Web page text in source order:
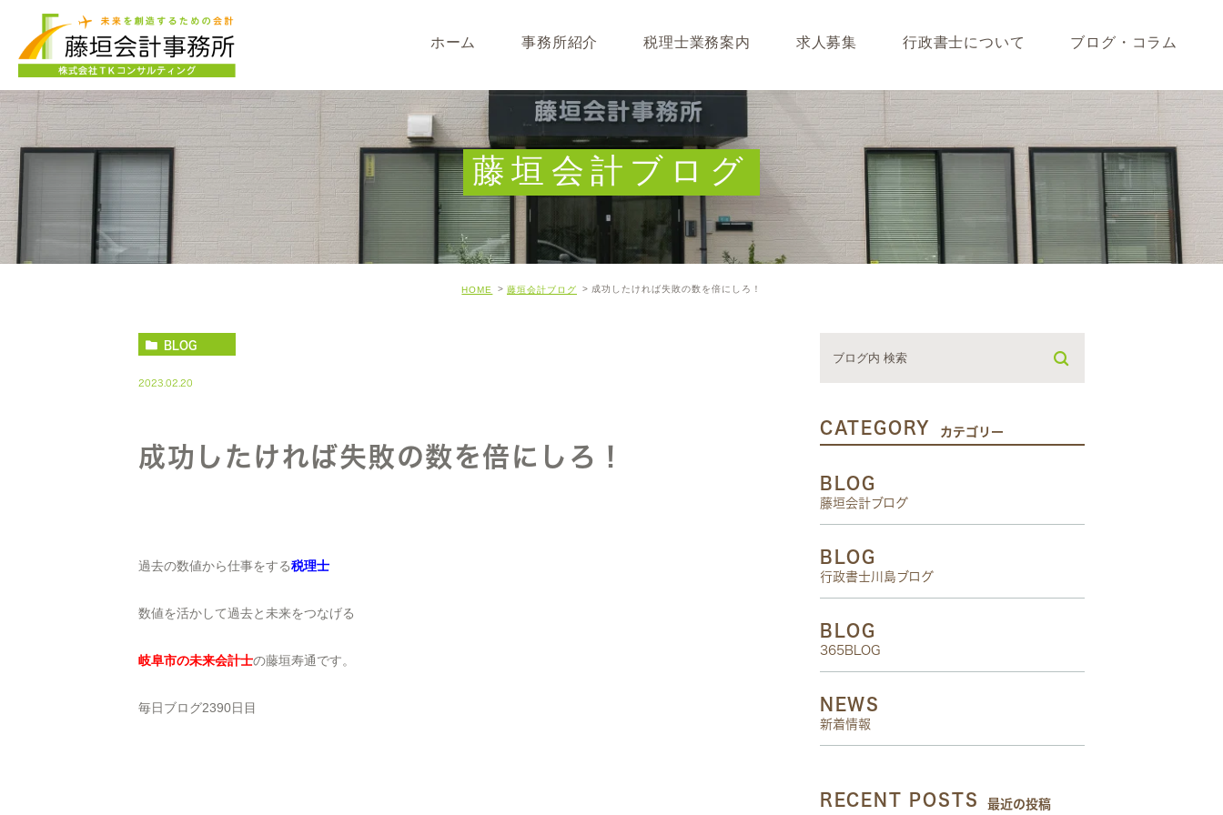
ホーム 事務所紹介
事務所･スタッフ紹介
求人募集
税理士業務案内
なぜ税理士が必要なのか
キャッシュフロー経営について
開業･経営支援について
相続について･事業承継について
求人募集 行政書士について ブログ・コラム
藤垣会計ブログ
行政書士川島ブログ
365BLOG
コラム
藤垣会計ブログ
HOME 藤垣会計ブログ 成功したければ失敗の数を倍にしろ！
BLOG
2023.02.20
成功したければ失敗の数を倍にしろ！
過去の数値から仕事をする税理士
数値を活かして過去と未来をつなげる
岐阜市の未来会計士の藤垣寿通です。
毎日ブログ2390日目
CATEGORY カテゴリー
BLOG
藤垣会計ブログ
BLOG
行政書士川島ブログ
BLOG
365BLOG
NEWS
新着情報
RECENT POSTS 最近の投稿